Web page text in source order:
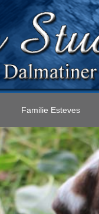
Familie Esteves